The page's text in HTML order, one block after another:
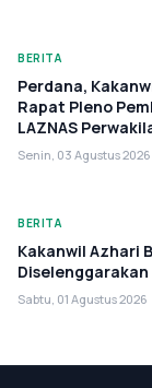
BERITA
Perdana,
Rapat Pleno
LAZNAS
Senin, 03 Agustus 2026
BERITA
Kakanwil Azhari
Diselenggarakan
Sabtu, 01 Agustus 2026